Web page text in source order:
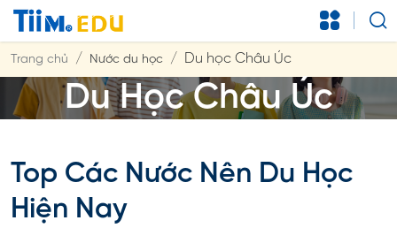
Trang chủ Nước du học Du học Châu Úc
Du Học Châu Úc
Top Các Nước Nên Du Học
Hiện Nay